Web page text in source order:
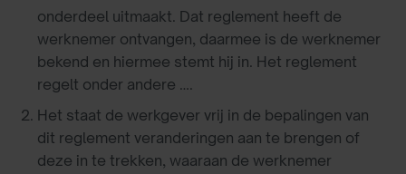
onderdeel uitmaakt. Dat reglement heeft de
werknemer ontvangen, daarmee is de werknemer
bekend en hiermee stemt hij in. Het reglement
regelt onder andere ….
Het staat de werkgever vrij in de bepalingen van
dit reglement veranderingen aan te brengen of
deze in te trekken, waaraan de werknemer